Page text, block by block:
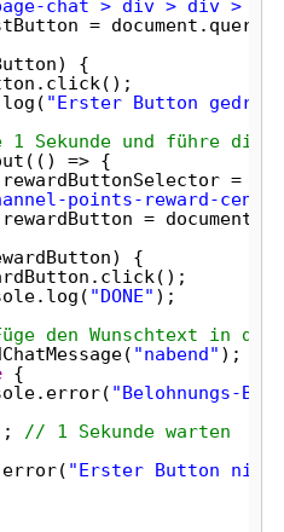
chat > div > div >
=
{
"Erster Button
1 Sekunde und führe die
=> {
=
points-reward-
=
{
"DONE" );
den Wunschtext in
"nabend" );
{
"Belohnungs-
// 1 Sekunde warten
"Erster Button nicht